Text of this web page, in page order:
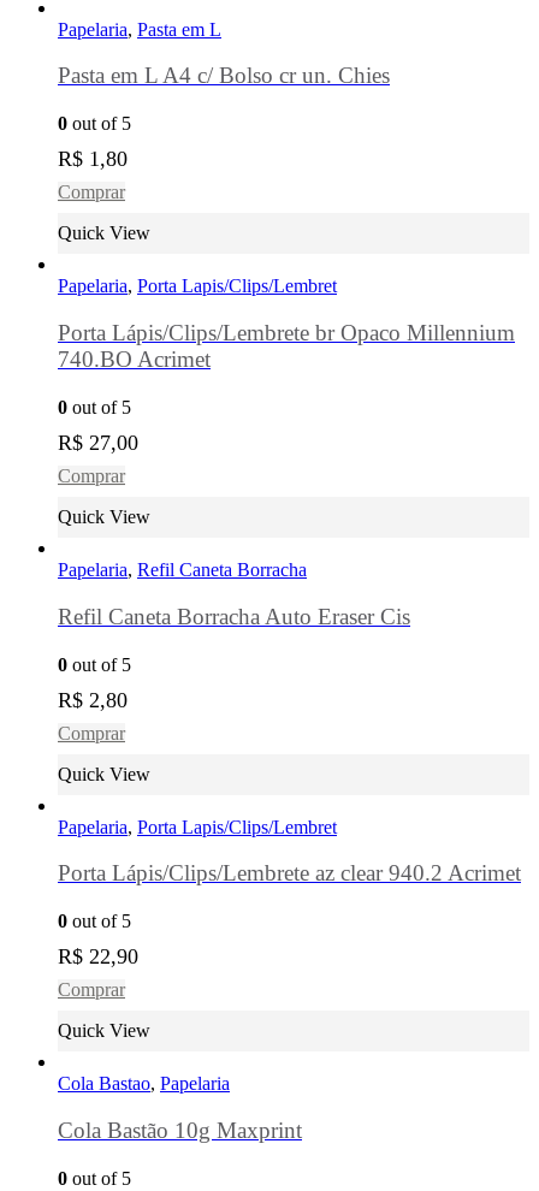
Papelaria, Pasta em L
Pasta em L A4 c/ Bolso cr un. Chies
0 out of 5
R$ 1,80
Comprar
Quick View
Papelaria, Porta Lapis/Clips/Lembret
Porta Lápis/Clips/Lembrete br Opaco Millennium
740.BO Acrimet
0 out of 5
R$ 27,00
Comprar
Quick View
Papelaria, Refil Caneta Borracha
Refil Caneta Borracha Auto Eraser Cis
0 out of 5
R$ 2,80
Comprar
Quick View
Papelaria, Porta Lapis/Clips/Lembret
Porta Lápis/Clips/Lembrete az clear 940.2 Acrimet
0 out of 5
R$ 22,90
Comprar
Quick View
Cola Bastao, Papelaria
Cola Bastão 10g Maxprint
0 out of 5